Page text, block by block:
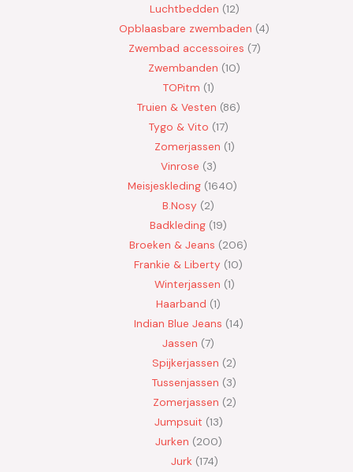
Luchtbedden 12
Opblaasbare zwembaden 4
Zwembad accessoires 7
Zwembanden 10
TOPitm 1
Truien & Vesten 86
Tygo & Vito 17
Zomerjassen 1
Vinrose 3
Meisjeskleding 1640
B.Nosy
2
Badkleding 19
Broeken & Jeans
206
Frankie & Liberty 10
Winterjassen 1
Haarband 1
Indian Blue Jeans 14
Jassen 7
Spijkerjassen
2
Tussenjassen
3
Zomerjassen 2
Jumpsuit 13
Jurken 200
Jurk 174